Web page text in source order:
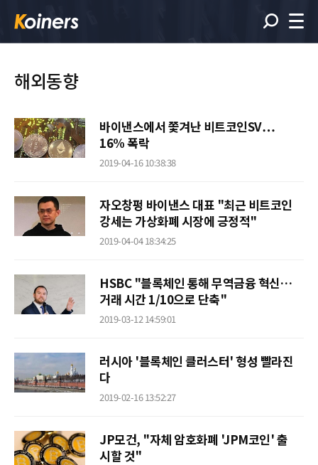
해외동향
바이낸스에서 쫓겨난 비트코인SV…
16% 폭락
2019-04-16 10:38:38
자오창펑 바이낸스 대표 "최근 비트코인
강세는 가상화폐 시장에 긍정적"
2019-04-04 18:34:25
HSBC "블록체인 통해 무역금융 혁신…
거래 시간 1/10으로 단축"
2019-03-12 14:59:01
​러시아 '블록체인 클러스터' 형성 빨라진
다
2019-02-16 13:52:27
JP모건, "자체 암호화폐 'JPM코인' 출
시할 것"